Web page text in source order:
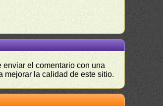
el comentario con una
mejorar la calidad de este sitio.